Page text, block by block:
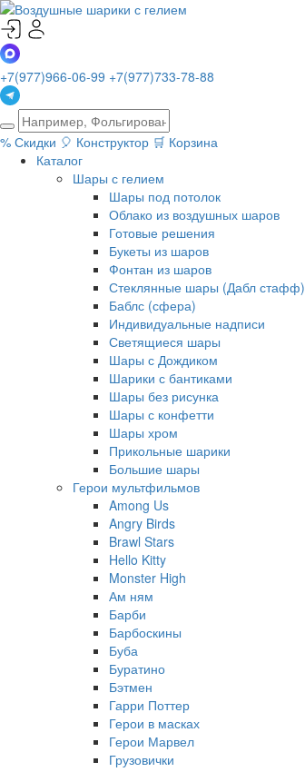
+7(977)966-06-99 +7(977)733-78-88
% Скидки 🎈 Конструктор 🛒 Корзина
Каталог
Шары с гелием
Шары под потолок
Облако из воздушных шаров
Готовые решения
Букеты из шаров
Фонтан из шаров
Стеклянные шары (Дабл стафф)
Баблс (сфера)
Индивидуальные надписи
Светящиеся шары
Шары с Дождиком
Шарики с бантиками
Шары без рисунка
Шары с конфетти
Шары хром
Прикольные шарики
Большие шары
Герои мультфильмов
Among Us
Angry Birds
Brawl Stars
Hello Kitty
Monster High
Ам ням
Барби
Барбоскины
Буба
Буратино
Бэтмен
Гарри Поттер
Герои в масках
Герои Марвел
Грузовички